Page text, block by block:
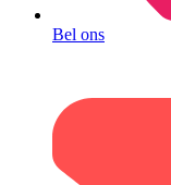
Bel ons